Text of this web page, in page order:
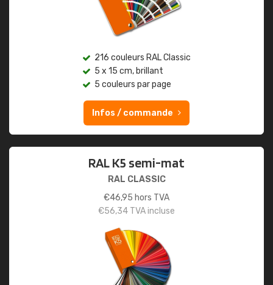
216 couleurs RAL Classic
5 x 15 cm, brillant
5 couleurs par page
Infos / commande
RAL K5 semi-mat
RAL CLASSIC
€46,95 hors TVA
€56,34 TVA incluse